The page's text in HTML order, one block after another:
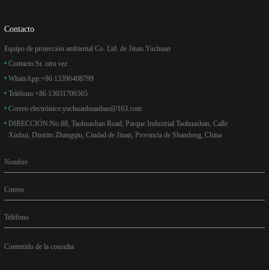
Contacto
Equipo de protección ambiental Co. Ltd. de Jinan Yuchuan
Contacto:Sr. otra vez
WhatsApp:+86 13396408799
Teléfono:+86 13031706565
Correo electrónico:yuchuanhuanbao@163.com
DIRECCIÓN:No.88, Taohuashan Road, Parque Industrial Taohuashan, Calle
Xiuhui, Distrito Zhangqiu, Ciudad de Jinan, Provincia de Shandong, China
Nombre
Correo
Teléfono
Contenido de la consulta